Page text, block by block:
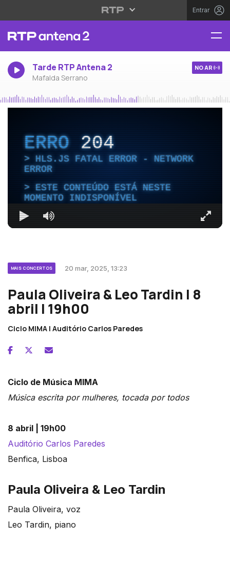
Entrar
Tarde RTP Antena 2
Mafalda Serrano
NO AR
ERRO204
HLS.JS FATAL ERROR - NETWORK
ERROR
ESTE CONTEÚDO ESTÁ NESTE
MOMENTO INDISPONÍVEL
MAIS CONCERTOS 20 mar, 2025, 13:23
Paula Oliveira & Leo Tardin | 8
abril | 19h00
Ciclo MIMA | Auditório Carlos Paredes
Ciclo de Música MIMA
Música escrita por mulheres, tocada por todos
8 abril | 19h00
Auditório Carlos Paredes
Benfica, Lisboa
Paula Oliveira & Leo Tardin
Paula Oliveira, voz
Leo Tardin, piano